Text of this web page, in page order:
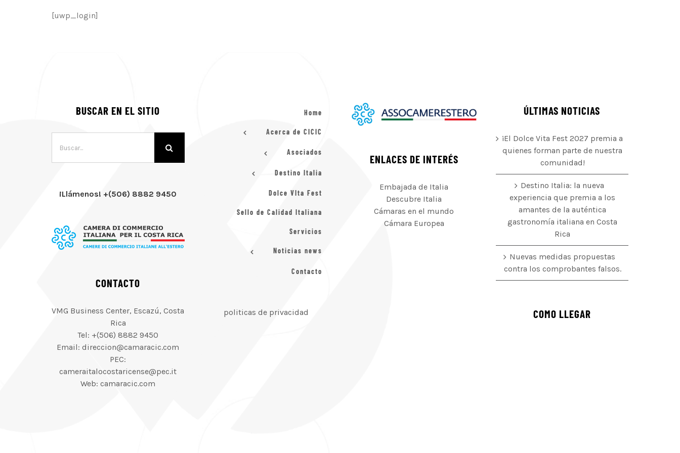
[uwp_login]
BUSCAR EN EL SITIO
¡Llámenos! +(506) 8882 9450
CONTACTO
VMG Business Center, Escazú, Costa
Rica
Tel: +(506) 8882 9450
Email: direccion@camaracic.com
PEC:
cameraitalocostaricense@pec.it
Web: camaracic.com
Home
Acerca de CICIC
Asociados
Destino Italia
Dolce VIta Fest
Sello de Calidad Italiana
Servicios
Noticias news
Contacto
politicas de privacidad
ENLACES DE INTERÉS
Embajada de Italia
Descubre Italia
Cámaras en el mundo
Cámara Europea
ÚLTIMAS NOTICIAS
¡El Dolce Vita Fest 2027 premia a
quienes forman parte de nuestra
comunidad!
Destino Italia: la nueva
experiencia que premia a los
amantes de la auténtica
gastronomía italiana en Costa
Rica
Nuevas medidas propuestas
contra los comprobantes falsos.
COMO LLEGAR